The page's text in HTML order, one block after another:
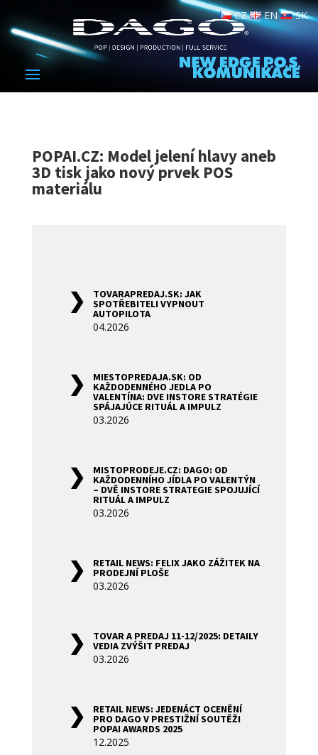
CZ EN SK
POPAI.CZ: Model jelení hlavy aneb
3D tisk jako nový prvek POS
materiálu
TOVARAPREDAJ.SK: JAK
SPOTŘEBITELI VYPNOUT
AUTOPILOTA
04.2026
MIESTOPREDAJA.SK: OD
KAŽDODENNÉHO JEDLA PO
VALENTÍNA: DVE INSTORE STRATÉGIE
SPÁJAJÚCE RITUÁL A IMPULZ
03.2026
MISTOPRODEJE.CZ: DAGO: OD
KAŽDODENNÍHO JÍDLA PO VALENTÝN
– DVĚ INSTORE STRATEGIE SPOJUJÍCÍ
RITUÁL A IMPULZ
03.2026
RETAIL NEWS: FELIX JAKO ZÁŽITEK NA
PRODEJNÍ PLOŠE
03.2026
TOVAR A PREDAJ 11-12/2025: DETAILY
VEDIA ZVÝŠIT PREDAJ
03.2026
RETAIL NEWS: JEDENÁCT OCENĚNÍ
PRO DAGO V PRESTIŽNÍ SOUTĚŽI
POPAI AWARDS 2025
12.2025